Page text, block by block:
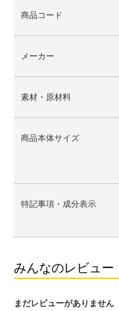
商品コード
メーカー
素材・原材料
商品本体サイズ
特記事項・成分表示
みんなのレビュー
まだレビューがありません